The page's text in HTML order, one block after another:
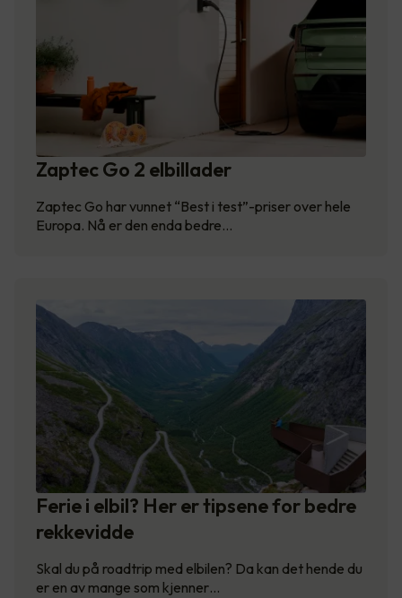
Zaptec Go 2 elbillader
Zaptec Go har vunnet “Best i test”-priser over hele
Europa. Nå er den enda bedre…
Ferie i elbil? Her er tipsene for bedre
rekkevidde
Skal du på roadtrip med elbilen? Da kan det hende du
er en av mange som kjenner…